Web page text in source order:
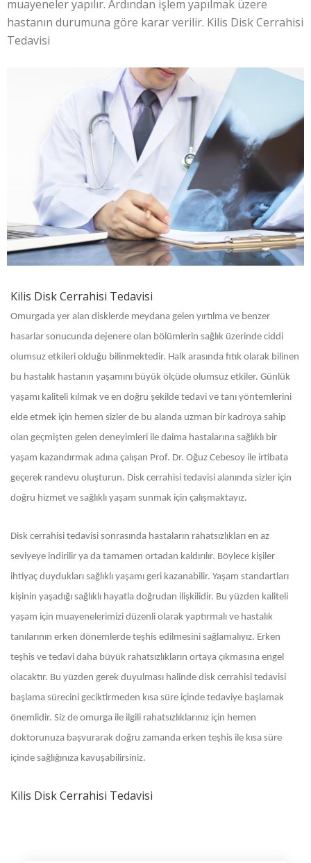
muayeneler yapılır. Ardından işlem yapılmak üzere
hastanın durumuna göre karar verilir. Kilis Disk Cerrahisi
Tedavisi
Kilis Disk Cerrahisi Tedavisi
Omurgada yer alan disklerde meydana gelen yırtılma ve benzer
hasarlar sonucunda dejenere olan bölümlerin sağlık üzerinde ciddi
olumsuz etkileri olduğu bilinmektedir. Halk arasında fıtık olarak bilinen
bu hastalık hastanın yaşamını büyük ölçüde olumsuz etkiler. Günlük
yaşamı kaliteli kılmak ve en doğru şekilde tedavi ve tanı yöntemlerini
elde etmek için hemen sizler de bu alanda uzman bir kadroya sahip
olan geçmişten gelen deneyimleri ile daima hastalarına sağlıklı bir
yaşam kazandırmak adına çalışan Prof. Dr. Oğuz Cebesoy ile irtibata
geçerek randevu oluşturun. Disk cerrahisi tedavisi alanında sizler için
doğru hizmet ve sağlıklı yaşam sunmak için çalışmaktayız.
Disk cerrahisi tedavisi sonrasında hastaların rahatsızlıkları en az
seviyeye indirilir ya da tamamen ortadan kaldırılır. Böylece kişiler
ihtiyaç duydukları sağlıklı yaşamı geri kazanabilir. Yaşam standartları
kişinin yaşadığı sağlıklı hayatla doğrudan ilişkilidir. Bu yüzden kaliteli
yaşam için muayenelerimizi düzenli olarak yaptırmalı ve hastalık
tanılarının erken dönemlerde teşhis edilmesini sağlamalıyız. Erken
teşhis ve tedavi daha büyük rahatsızlıkların ortaya çıkmasına engel
olacaktır. Bu yüzden gerek duyulması halinde disk cerrahisi tedavisi
başlama sürecini geciktirmeden kısa süre içinde tedaviye başlamak
önemlidir. Siz de omurga ile ilgili rahatsızlıklarınız için hemen
doktorunuza başvurarak doğru zamanda erken teşhis ile kısa süre
içinde sağlığınıza kavuşabilirsiniz.
Kilis Disk Cerrahisi Tedavisi